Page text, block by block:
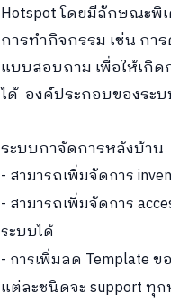
Hotspot โดยมีลักษณะพิ
การทำกิจกรรม เช่น กา
แบบสอบถาม เพื่อให้เกิด
ได้ องค์ประกอบของระ
ระบบกาจัดการหลังบ้าน
- สามารถเพิ่มจัดการ
- สามารถเพิ่มจัดการ
ระบบได้
- การเพิ่มลด Template
แต่ละชนิดจะ support ทุก